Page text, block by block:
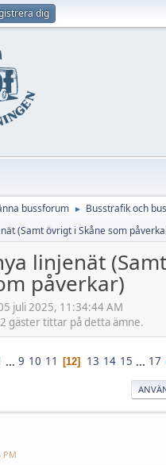
dig
bussforum ► Busstrafik och
(Samt övrigt i Skåne som
linjenät
påverkar)
juli 2025, 11:34:44 AM
gäster tittar på detta ämne.
... 9 10 11 12 13 14 15 ... 17
PM